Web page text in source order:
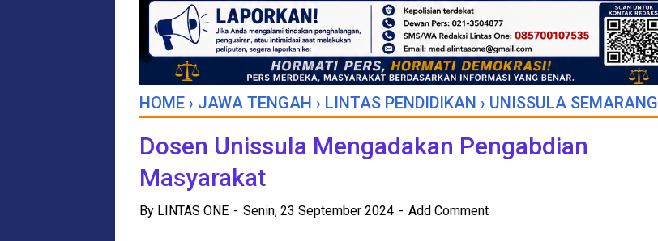
HOME › JAWA TENGAH › LINTAS PENDIDIKAN › UNISSULA SEMARANG
Dosen Unissula Mengadakan Pengabdian
Masyarakat
By LINTAS ONE Senin, 23 September 2024 Add Comment